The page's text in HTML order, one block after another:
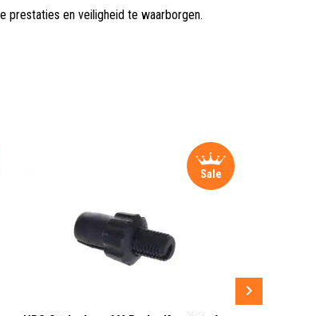
prestaties en veiligheid te waarborgen.
Sale